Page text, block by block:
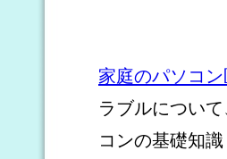
家庭のパソコン
ラブルについ
コンの基礎知